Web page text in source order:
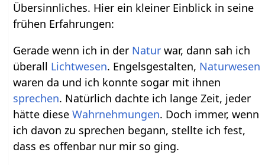
Übersinnliches. Hier ein kleiner Einblick in seine
frühen Erfahrungen:
Gerade wenn ich in der Natur war, dann sah ich
überall Lichtwesen. Engelsgestalten, Naturwesen
waren da und ich konnte sogar mit ihnen
sprechen. Natürlich dachte ich lange Zeit, jeder
hätte dieseWahrnehmungen. Doch immer, wenn
ich davon zu sprechen begann, stellte ich fest,
dass es offenbar nur mir so ging.